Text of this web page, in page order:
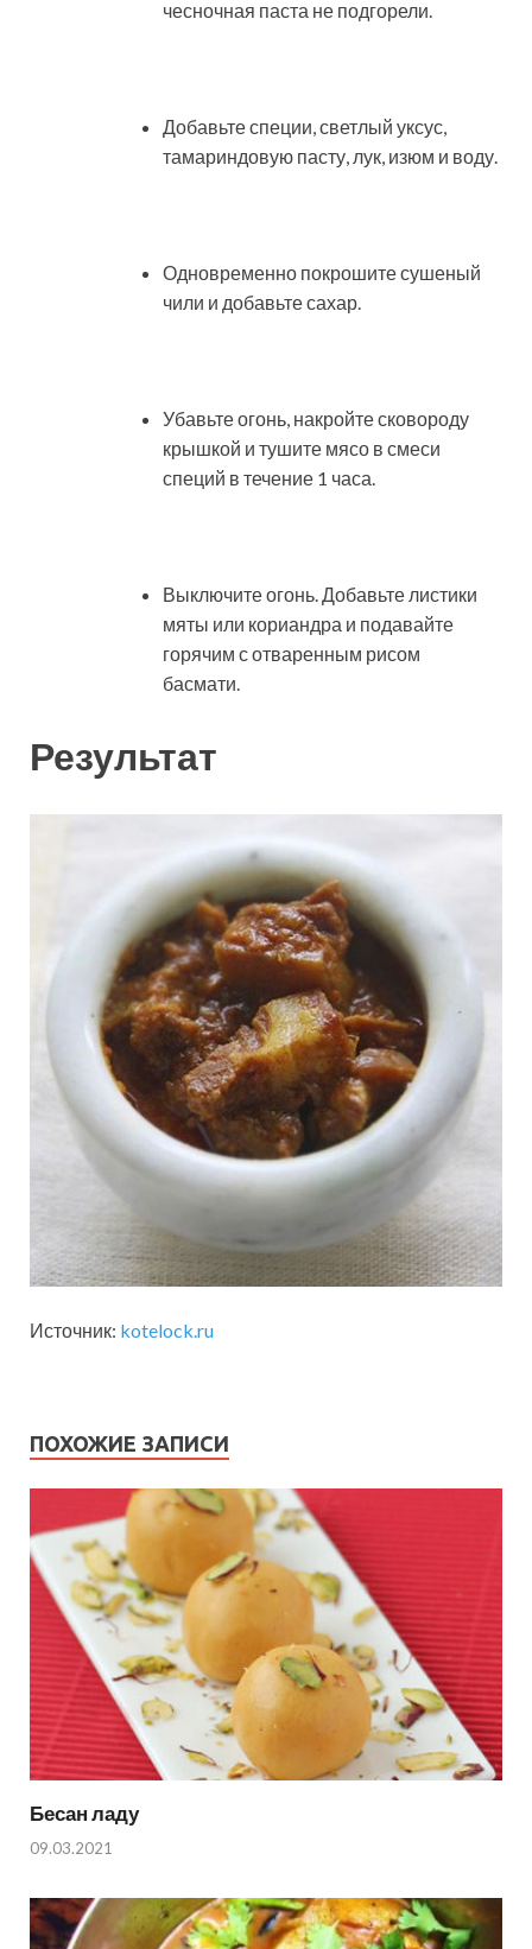
чесночная паста не подгорели.
Добавьте специи, светлый уксус,
тамариндовую пасту, лук, изюм и воду.
Одновременно покрошите сушеный
чили и добавьте сахар.
Убавьте огонь, накройте сковороду
крышкой и тушите мясо в смеси
специй в течение 1 часа.
Выключите огонь. Добавьте листики
мяты или кориандра и подавайте
горячим с отваренным рисом
басмати.
Результат
Источник: kotelock.ru
ПОХОЖИЕ ЗАПИСИ
Бесан ладу
09.03.2021